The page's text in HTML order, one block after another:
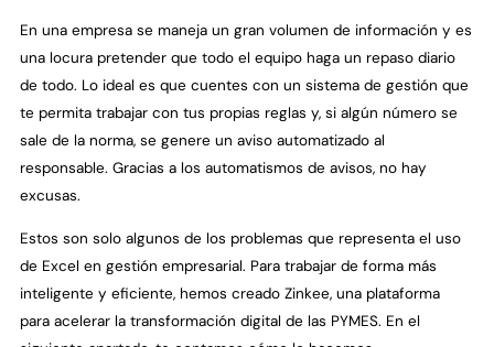
En una empresa se maneja un gran volumen de información y es
una locura pretender que todo el equipo haga un repaso diario
de todo. Lo ideal es que cuentes con un sistema de gestión que
te permita trabajar con tus propias reglas y, si algún número se
sale de la norma, se genere un aviso automatizado al
responsable. Gracias a los automatismos de avisos, no hay
excusas.
Estos son solo algunos de los problemas que representa el uso
de Excel en gestión empresarial. Para trabajar de forma más
inteligente y eficiente, hemos creado Zinkee, una plataforma
para acelerar la transformación digital de las PYMES. En el